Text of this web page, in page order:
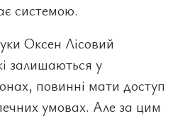
системою.
Оксен Лісовий
залишаються у
повинні мати доступ
умовах. Але за цим